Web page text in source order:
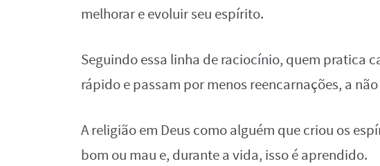
melhorar e evoluir seu espírito.
Seguindo essa linha de raciocínio, quem pratica
rápido e passam por menos reencarnações, a
A religião em Deus como alguém que criou os
bom ou mau e, durante a vida, isso é aprendido.